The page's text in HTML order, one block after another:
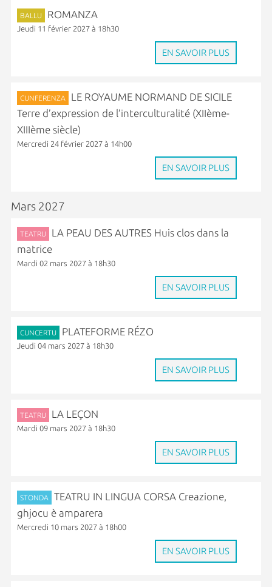
BALLU ROMANZA
Jeudi 11 février 2027 à 18h30
EN SAVOIR PLUS
CUNFERENZA
LE ROYAUME NORMAND DE SICILE
Terre d’expression de l’interculturalité (XIIème-
XIIIème siècle)
Mercredi 24 février 2027 à 14h00
EN SAVOIR PLUS
Mars 2027
TEATRU
LA PEAU DES AUTRES Huis clos dans la
matrice
Mardi 02 mars 2027 à 18h30
EN SAVOIR PLUS
CUNCERTU PLATEFORME RÉZO
Jeudi 04 mars 2027 à 18h30
EN SAVOIR PLUS
TEATRU LA LEÇON
Mardi 09 mars 2027 à 18h30
EN SAVOIR PLUS
STONDA
TEATRU IN LINGUA CORSA Creazione,
ghjocu è amparera
Mercredi 10 mars 2027 à 18h00
EN SAVOIR PLUS